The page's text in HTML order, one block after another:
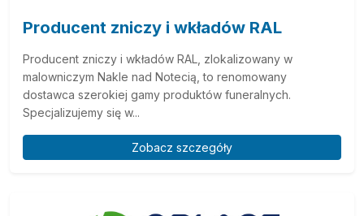
Producent zniczy i wkładów RAL
Producent zniczy i wkładów RAL, zlokalizowany w
malowniczym Nakle nad Notecią, to renomowany
dostawca szerokiej gamy produktów funeralnych.
Specjalizujemy się w...
Zobacz szczegóły